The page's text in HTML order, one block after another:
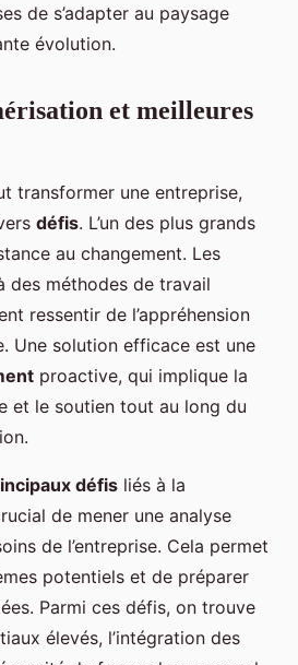
de s’adapter au paysage
évolution.
et meilleures
transformer une entreprise,
défis. L’un des plus grands
au changement. Les
des méthodes de travail
ressentir de l’appréhension
Une solution efficace est une
proactive, qui implique la
et le soutien tout au long du
défis liés à la
de mener une analyse
de l’entreprise. Cela permet
potentiels et de préparer
Parmi ces défis, on trouve
élevés, l’intégration des